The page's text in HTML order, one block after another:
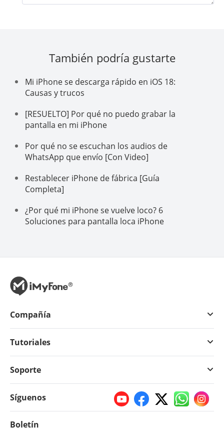
También podría gustarte
Mi iPhone se descarga rápido en iOS 18:
Causas y trucos
[RESUELTO] Por qué no puedo grabar la
pantalla en mi iPhone
Por qué no se escuchan los audios de
WhatsApp que envío [Con Video]
Restablecer iPhone de fábrica [Guía
Completa]
¿Por qué mi iPhone se vuelve loco? 6
Soluciones para pantalla loca iPhone
Compañía
Tutoriales
Soporte
Síguenos
Boletín